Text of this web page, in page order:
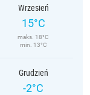
Wrzesień
15°C
maks. 18°C
min. 13°C
Grudzień
-2°C